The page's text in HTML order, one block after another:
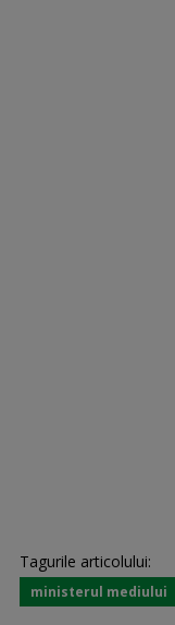
Tagurile articolului:
ministerul mediului